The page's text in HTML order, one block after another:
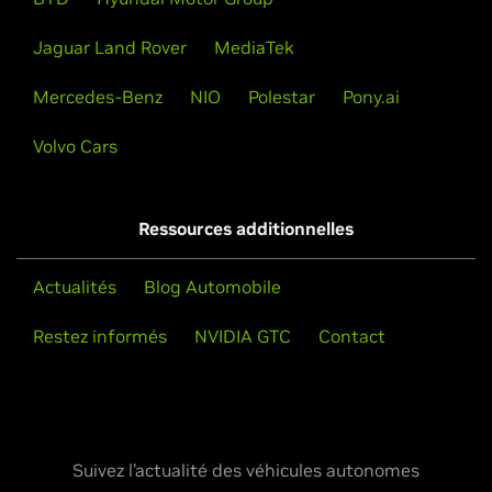
Jaguar Land Rover MediaTek
Mercedes-Benz NIO Polestar Pony.ai
Volvo Cars
Ressources additionnelles
Actualités Blog Automobile
Restez informés NVIDIA GTC Contact
Suivez l’actualité des véhicules autonomes